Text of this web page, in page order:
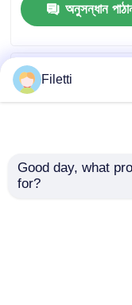
অনুসন্ধান
Filetti
Good day, what
for?